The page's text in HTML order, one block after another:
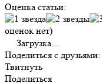
Оценка статьи:
оценок нет)
Загрузка...
Поделиться с друзьями:
Твитнуть
Поделиться